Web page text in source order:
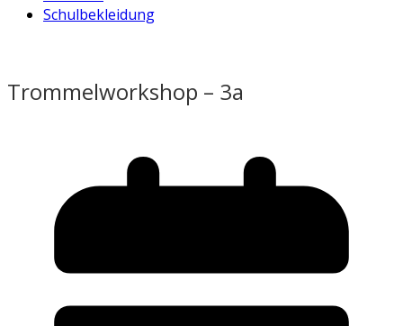
Schulbekleidung
Trommelworkshop – 3a